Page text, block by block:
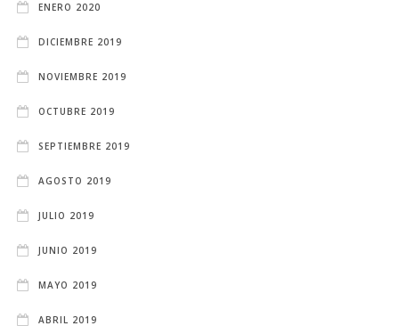
ENERO 2020
DICIEMBRE 2019
NOVIEMBRE 2019
OCTUBRE 2019
SEPTIEMBRE 2019
AGOSTO 2019
JULIO 2019
JUNIO 2019
MAYO 2019
ABRIL 2019